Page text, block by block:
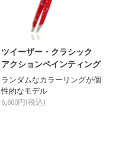
ツイーザー・クラシック
アクションペインティング
ランダムなカラーリングが個
性的なモデル
6,600円(税込)